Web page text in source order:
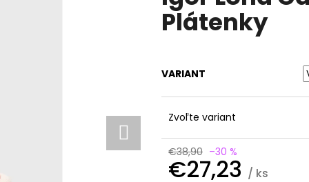
Plátenky
VARIANT
Zvoľte variant
€38,90 –30 %
€27,23 / ks